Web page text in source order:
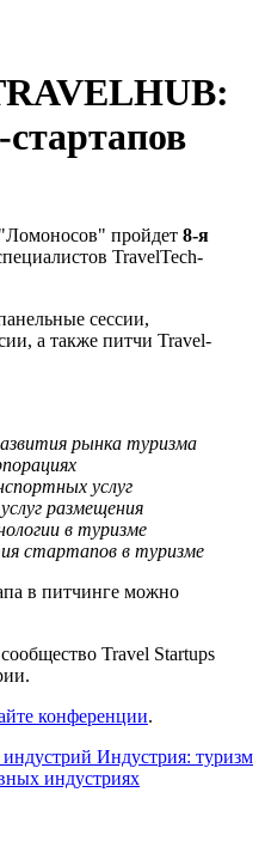
"‎Ломоносов"‎ пройдет 8-я
TravelTech-
сессии,
а также питчи Travel-
рынка туризма
услуг
размещения
в туризме
стартапов в туризме
в питчинге можно
Travel Startups
конференции.
Индустрия: туризм
индустриях